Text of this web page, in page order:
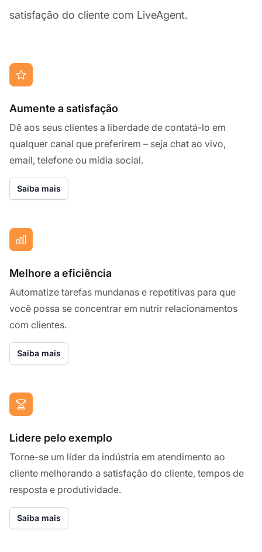
satisfação do cliente com LiveAgent.
Aumente a satisfação
Dê aos seus clientes a liberdade de contatá-lo em
qualquer canal que preferirem – seja chat ao vivo,
email, telefone ou mídia social.
Saiba mais
Melhore a eficiência
Automatize tarefas mundanas e repetitivas para que
você possa se concentrar em nutrir relacionamentos
com clientes.
Saiba mais
Lidere pelo exemplo
Torne-se um líder da indústria em atendimento ao
cliente melhorando a satisfação do cliente, tempos de
resposta e produtividade.
Saiba mais